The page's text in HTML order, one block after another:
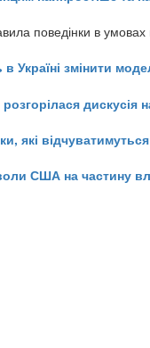
поведінки в умовах
Україні змінити
дискусія
які
США на частину